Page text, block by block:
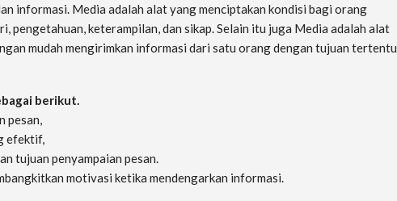
informasi. Media adalah alat yang menciptakan kondisi bagi orang
pengetahuan, keterampilan, dan sikap. Selain itu juga Media adalah alat
mudah mengirimkan informasi dari satu orang dengan tujuan tertentu
berikut.
pesan,
efektif,
tujuan penyampaian pesan.
motivasi ketika mendengarkan informasi.